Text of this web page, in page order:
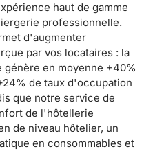
haut de gamme
professionnelle.
d'augmenter
par vos locataires : la
en moyenne +40%
de taux d'occupation
que notre service de
de l'hôtellerie
de niveau hôtelier, un
en consommables et